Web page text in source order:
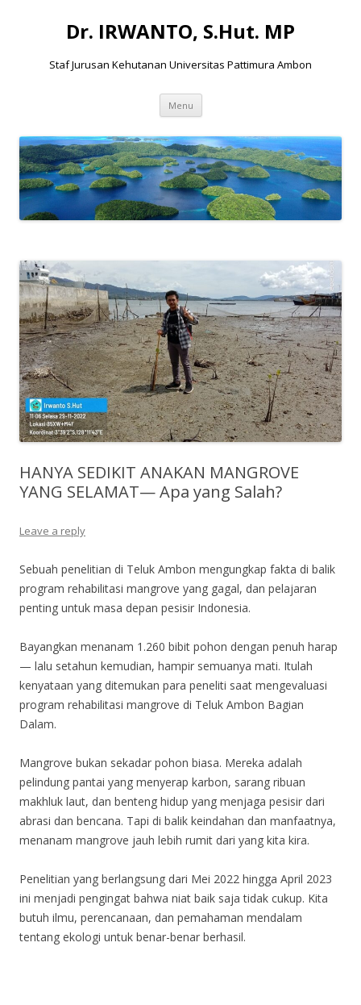
Dr. IRWANTO, S.Hut. MP
Staf Jurusan Kehutanan Universitas Pattimura Ambon
Menu Skip to content
HANYA SEDIKIT ANAKAN MANGROVE
YANG SELAMAT— Apa yang Salah?
Leave a reply
Sebuah penelitian di Teluk Ambon mengungkap fakta di balik
program rehabilitasi mangrove yang gagal, dan pelajaran
penting untuk masa depan pesisir Indonesia.
Bayangkan menanam 1.260 bibit pohon dengan penuh harap
— lalu setahun kemudian, hampir semuanya mati. Itulah
kenyataan yang ditemukan para peneliti saat mengevaluasi
program rehabilitasi mangrove di Teluk Ambon Bagian
Dalam.
Mangrove bukan sekadar pohon biasa. Mereka adalah
pelindung pantai yang menyerap karbon, sarang ribuan
makhluk laut, dan benteng hidup yang menjaga pesisir dari
abrasi dan bencana. Tapi di balik keindahan dan manfaatnya,
menanam mangrove jauh lebih rumit dari yang kita kira.
Penelitian yang berlangsung dari Mei 2022 hingga April 2023
ini menjadi pengingat bahwa niat baik saja tidak cukup. Kita
butuh ilmu, perencanaan, dan pemahaman mendalam
tentang ekologi untuk benar-benar berhasil.